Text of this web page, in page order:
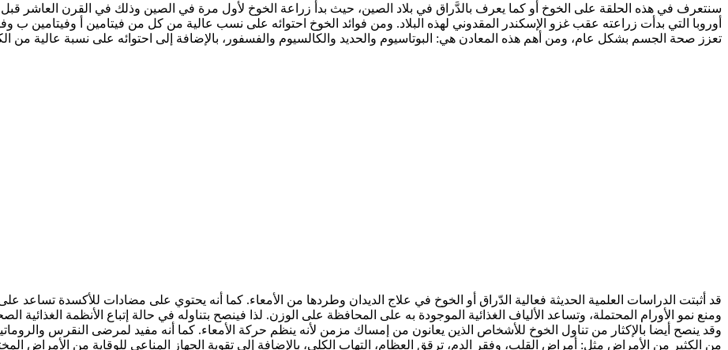
سنتعرف في هذه الحلقة على الخوخ أو كما يعرف بالدَّراق في بلاد الصين، حيث بدأ زراعة الخوخ لأول مرة في الصين وذلك في القرن العاشر قبل
أوروبا التي بدأت زراعته عقب غزو الإسكندر المقدوني لهذه البلاد. ومن فوائد الخوخ احتوائه على نسب عالية من كل من فيتامين أ وفيتامين ب
تعزز صحة الجسم بشكل عام، ومن أهم هذه المعادن هي: البوتاسيوم والحديد والكالسيوم والفسفور، بالإضافة إلى احتوائه على نسبة عالية من
قد أثبتت الدراسات العلمية الحديثة فعالية الدّراق أو الخوخ في علاج الديدان وطردها من الأمعاء. كما أنه يحتوي على مضادات للأكسدة تساعد
ومنع نمو الأورام المحتملة، وتساعد الألياف الغذائية الموجودة به على المحافظة على الوزن. لذا فينصح بتناوله في حالة إتباع الأنظمة
وقد ينصح أيضا بالإكثار من تناول الخوخ للأشخاص الذين يعانون من إمساك مزمن لأنه ينظم حركة الأمعاء. كما أنه مفيد لمرضى النقرس
من الكثير من الأمراض مثل: أمراض القلب، وفقر الدم، ترقق العظام، التهاب الكلى، بالإضافة إلى تقوية الجهاز المناعي للوقاية من الأمراض